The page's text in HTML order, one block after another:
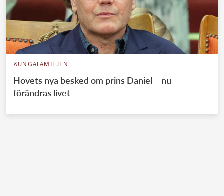
KUNGAFAMILJEN
Hovets nya besked om prins Daniel – nu
förändras livet